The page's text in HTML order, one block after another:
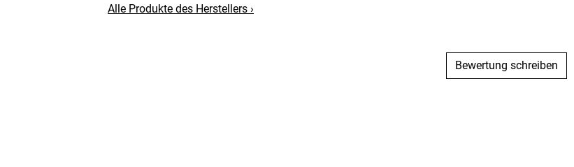
Alle Produkte des Herstellers ›
Bewertung schreiben